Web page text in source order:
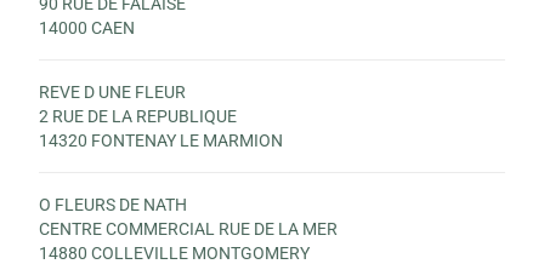
14000 CAEN
REVE D UNE FLEUR
2 RUE DE LA REPUBLIQUE
14320 FONTENAY LE MARMION
O FLEURS DE NATH
CENTRE COMMERCIAL RUE DE LA MER
14880 COLLEVILLE MONTGOMERY